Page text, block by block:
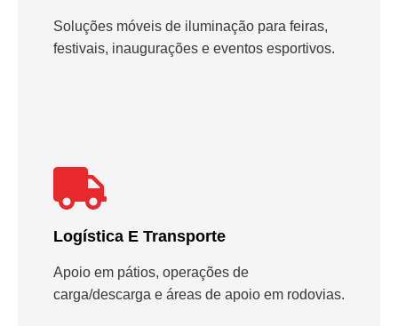
Soluções móveis de iluminação para feiras,
festivais, inaugurações e eventos esportivos.
Logística E Transporte
Apoio em pátios, operações de
carga/descarga e áreas de apoio em rodovias.